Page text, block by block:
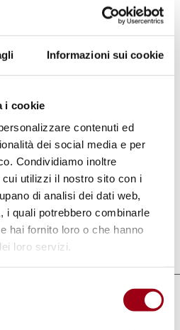
Informazioni sui cookie
i cookie
contenuti ed
dei social media e per
Condividiamo inoltre
utilizzi il nostro sito con i
di analisi dei dati web,
i quali potrebbero combinarle
hai fornito loro o che hanno
loro servizi.
di organizzazioni in
del Servizio
crede nella promozione
che la pace e
e devono essere
Questo libro è parte di
punto di partenza e
storica.